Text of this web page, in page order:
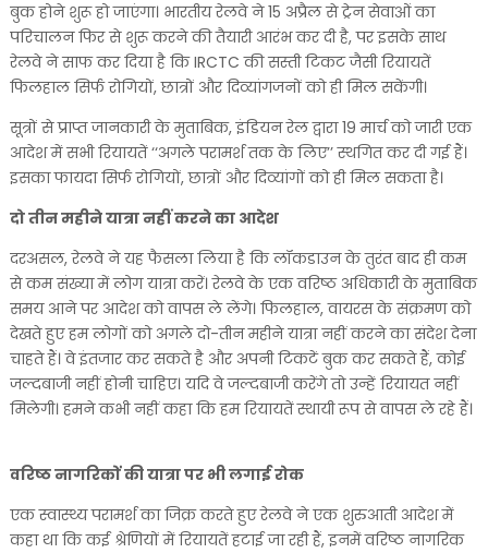
बुक होने शुरू हो जाएंगा। भारतीय रेलवे ने 15 अप्रैल से ट्रेन सेवाओं का
परिचालन फिर से शुरू करने की तैयारी आरंभ कर दी है, पर इसके साथ
रेलवे ने साफ कर दिया है कि IRCTC की सस्ती टिकट जैसी रियायतें
फिलहाल सिर्फ रोगियों, छात्रों और दिव्यांगजनों को ही मिल सकेंगी।
सूत्रों से प्राप्त जानकारी के मुताबिक, इंडियन रेल द्वारा 19 मार्च को जारी एक
आदेश में सभी रियायतें ‘‘अगले परामर्श तक के लिए’’ स्थगित कर दी गई हैं।
इसका फायदा सिर्फ रोगियों, छात्रों और दिव्यांगों को ही मिल सकता है।
दो तीन महीने यात्रा नहीं करने का आदेश
दरअसल, रेलवे ने यह फैसला लिया है कि लॉकडाउन के तुरंत बाद ही कम
से कम संख्या में लोग यात्रा करें। रेलवे के एक वरिष्ठ अधिकारी के मुताबिक
समय आने पर आदेश को वापस ले लेंगे। फिलहाल, वायरस के संक्रमण को
देखते हुए हम लोगों को अगले दो-तीन महीने यात्रा नहीं करने का संदेश देना
चाहते हैं। वे इंतजार कर सकते है और अपनी टिकटें बुक कर सकते हैं, कोई
जल्दबाजी नहीं होनी चाहिए। यदि वे जल्दबाजी करेंगे तो उन्हें रियायत नहीं
मिलेगी। हमने कभी नहीं कहा कि हम रियायतें स्थायी रूप से वापस ले रहे हैं।
वरिष्ठ नागरिकों की यात्रा पर भी लगाई रोक
एक स्वास्थ्य परामर्श का जिक्र करते हुए रेलवे ने एक शुरुआती आदेश में
कहा था कि कई श्रेणियों में रियायतें हटाई जा रही हैं, इनमें वरिष्ठ नागरिक